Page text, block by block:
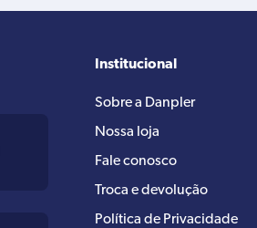
Institucional
Sobre a Danpler
Nossa loja
Fale conosco
Troca e devolução
Política de Privacidade